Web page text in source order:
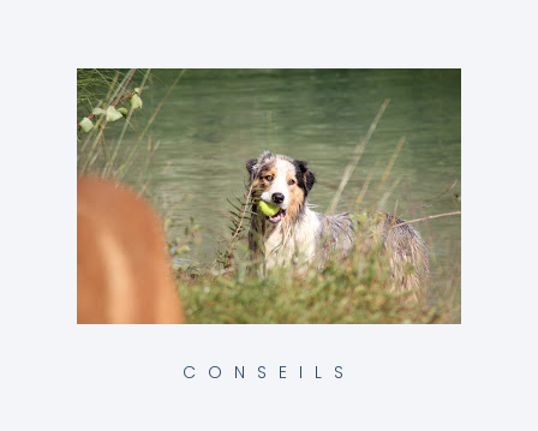
CONSEILS